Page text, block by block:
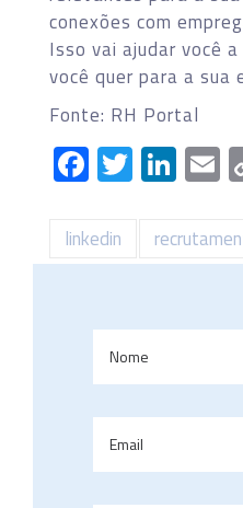
conexões com
Isso vai ajudar você
você quer para a sua
Fonte: RH Portal
Facebook
Twitter
linkedin